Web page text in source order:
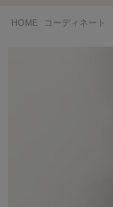
HOME コーディネート